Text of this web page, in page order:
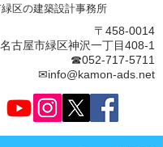
区の建築設計事務所
〒458-0014
古屋市緑区神沢一丁目408-1
☎052-717-5711
✉info@kamon-ads.net